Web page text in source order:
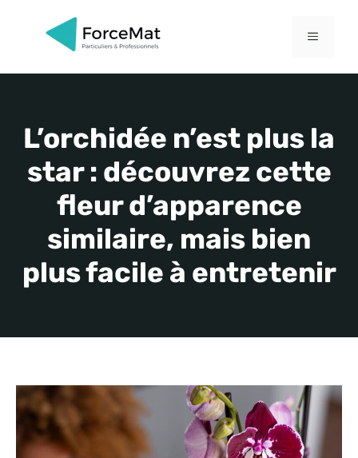
MENU
L’orchidée n’est plus la
star : découvrez cette
fleur d’apparence
similaire, mais bien
plus facile à entretenir